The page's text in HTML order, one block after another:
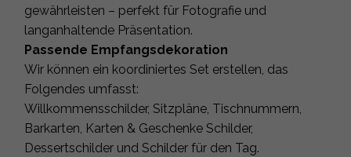
gewährleisten – perfekt für Fotografie und
langanhaltende Präsentation.
Passende Empfangsdekoration
Wir können ein koordiniertes Set erstellen, das
Folgendes umfasst:
Willkommensschilder, Sitzpläne, Tischnummern,
Barkarten, Karten & Geschenke Schilder,
Dessertschilder und Schilder für den Tag.